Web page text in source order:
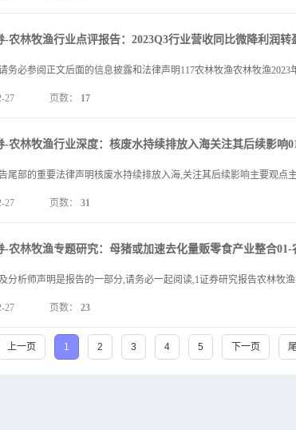
-农林牧渔行业点评报告：2023Q3行业营收同比微降利润
27 页数： 17
-农林牧渔行业深度：核废水持续排放入海关注其后续影响
27 页数： 31
-农林牧渔专题研究：母猪或加速去化量贩零食产业整合
27 页数： 23
上一页 1 2 3 4 5 下一页